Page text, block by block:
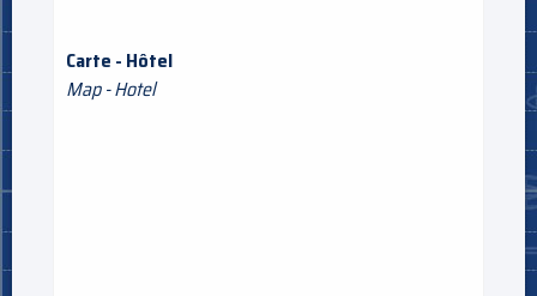
Carte - Hôtel
Map - Hotel